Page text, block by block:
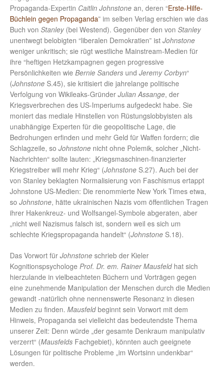
Propaganda-Expertin Caitlin Johnstone an, deren “Erste-Hilfe-
Büchlein gegen Propaganda” im selben Verlag erschien wie das
Buch von Stanley (bei Westend). Gegenüber den von Stanley
unentwegt belobigten “liberalen Demokratien” ist Johnstone
weniger unkritisch; sie rügt westliche Mainstream-Medien für
ihre “heftigen Hetzkampagnen gegen progressive
Persönlichkeiten wie Bernie Sanders und Jeremy Corbyn“
(Johnstone S.45), sie kritisiert die jahrelange politische
Verfolgung von Wikileaks-Gründer Julian Assange, der
Kriegsverbrechen des US-Imperiums aufgedeckt habe. Sie
moniert das mediale Hinstellen von Rüstungslobbyisten als
unabhängige Experten für die geopolitische Lage, die
Bedrohungen erfinden und mehr Geld für Waffen fordern; die
Schlagzeile, so Johnstone nicht ohne Polemik, solcher „Nicht-
Nachrichten“ sollte lauten: „Kriegsmaschinen-finanzierter
Kriegstreiber will mehr Krieg“ (Johnstone S.27). Auch bei der
von Stanley beklagten Normalisierung von Faschismus ertappt
Johnstone US-Medien: Die renommierte New York Times etwa,
so Johnstone, hätte ukrainischen Nazis vom öffentlichen Tragen
ihrer Hakenkreuz- und Wolfsangel-Symbole abgeraten, aber
„nicht weil Nazismus falsch ist, sondern weil es sich um
schlechte Kriegspropaganda handelt“ (Johnstone S.18).
Das Vorwort für Johnstone schrieb der Kieler
Kognitionspsychologe Prof. Dr. em. Rainer Mausfeldhat sich
hierzulande in vielbeachteten Büchern und Vorträgen gegen
eine zunehmende Manipulation der Menschen durch die Medien
gewandt -natürlich ohne nennenswerte Resonanz in diesen
Medien zu finden. Mausfeldbeginnt sein Vorwort mit dem
Hinweis, Propaganda sei vielleicht das bedeutendste Thema
unserer Zeit: Denn würde „der gesamte Denkraum manipulativ
verzerrt“ (Mausfelds Fachgebiet), könnten auch geeignete
Lösungen für politische Probleme „im Wortsinn undenkbar“
werden.